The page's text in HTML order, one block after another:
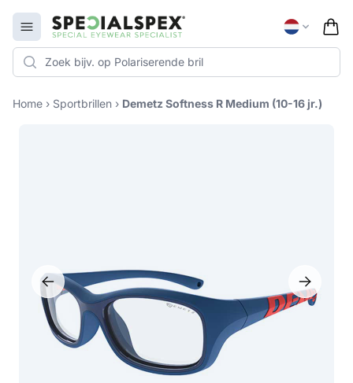
Open menu
Specialspex Logo
Home › Sportbrillen › Demetz Softness R Medium (10-16 jr.)